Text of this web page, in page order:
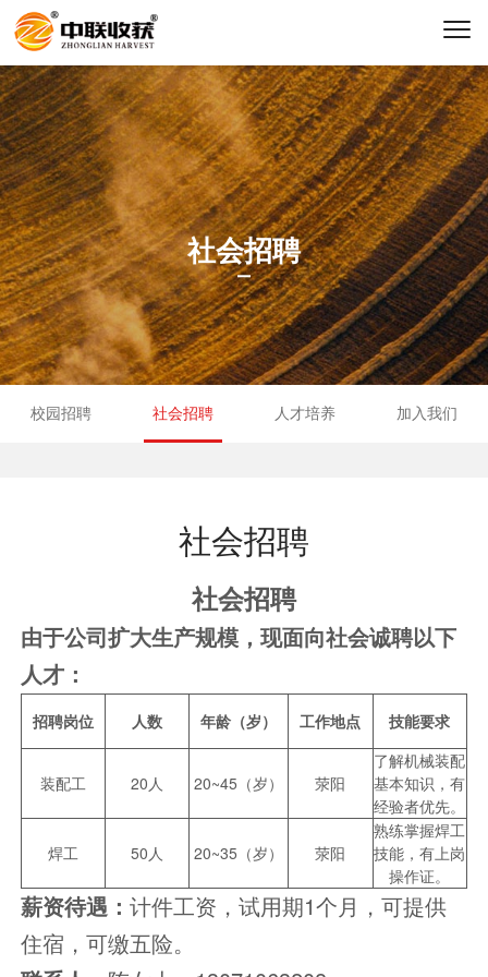
社会招聘
校园招聘 社会招聘 人才培养 加入我们
社会招聘
社会招聘
由于公司扩大生产规模，现面向社会诚聘以下
人才：
招聘岗位 人数 年龄（岁） 工作地点 技能要求
装配工 20人 20~45 （岁） 荥阳
了解机械装配
基本知识，有
经验者优先。
焊工 50人 20~35（岁） 荥阳
熟练掌握焊工
技能，有上岗
操作证。
薪资待遇： 计件工资，试用期1个月，可提供
住宿，可缴五险。